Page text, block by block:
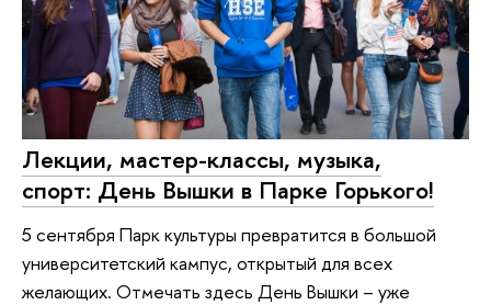
Лекции, мастер-классы, музыка,
спорт: День Вышки в Парке Горького!
5 сентября Парк культуры превратится в большой
университетский кампус, открытый для всех
желающих. Отмечать здесь День Вышки – уже